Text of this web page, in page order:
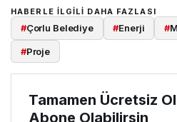
HABERLE ILGILI DAHA FAZLASI
#Çorlu Belediye #Enerji #
#Proje
Tamamen Ücretsiz
Abone Olabilirsin